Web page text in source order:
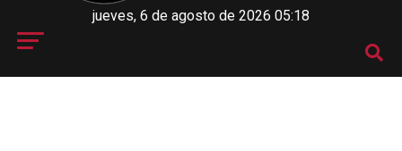
jueves, 6 de agosto de 2026 05:18